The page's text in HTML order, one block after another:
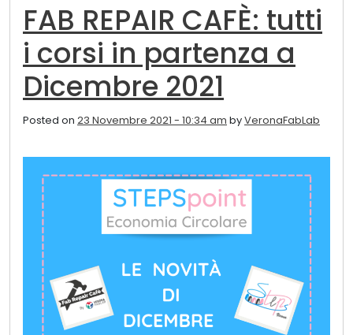
FAB REPAIR CAFÈ: tutti
i corsi in partenza a
Dicembre 2021
Posted on 23 Novembre 2021 - 10:34 am byVeronaFabLab